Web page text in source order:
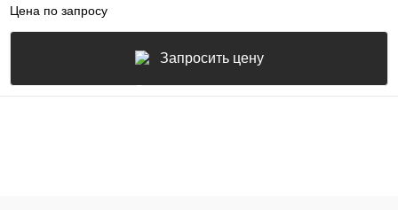
Цена по запросу
Запросить цену